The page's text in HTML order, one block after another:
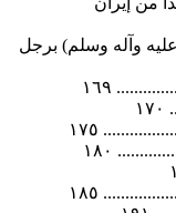
وسلم) برجل
١٧٥
١٨٥